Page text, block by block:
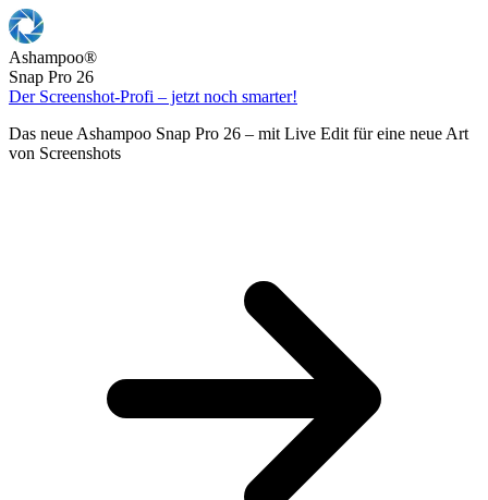
Ashampoo®
Snap Pro 26
Der Screenshot-Profi – jetzt noch smarter!
Das neue Ashampoo Snap Pro 26 – mit Live Edit für eine neue Art
von Screenshots